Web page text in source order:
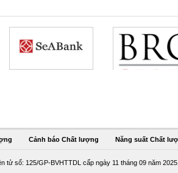
Cảnh báo Chất lượng Năng suất Chất
tử số: 125/GP-BVHTTDL cấp ngày 11 tháng 09 năm 2025